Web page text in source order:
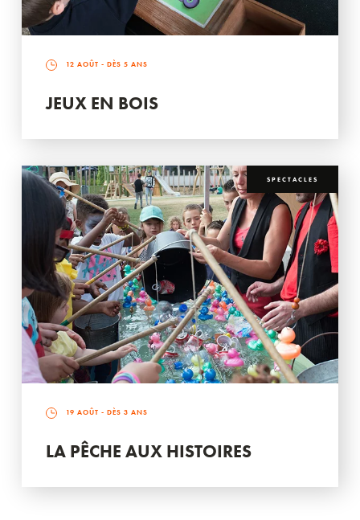
12 AOÛT - DÈS 5 ANS
JEUX EN BOIS
SPECTACLES
19 AOÛT - DÈS 3 ANS
LA PÊCHE AUX HISTOIRES